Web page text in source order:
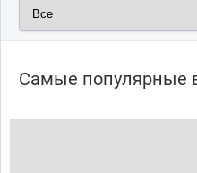
Самые популярные